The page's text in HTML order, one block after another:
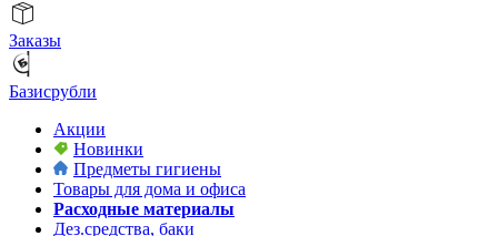
Заказы
Базисрубли
Акции
Новинки
Предметы гигиены
Товары для дома и офиса
Расходные материалы
Дез.средства, баки